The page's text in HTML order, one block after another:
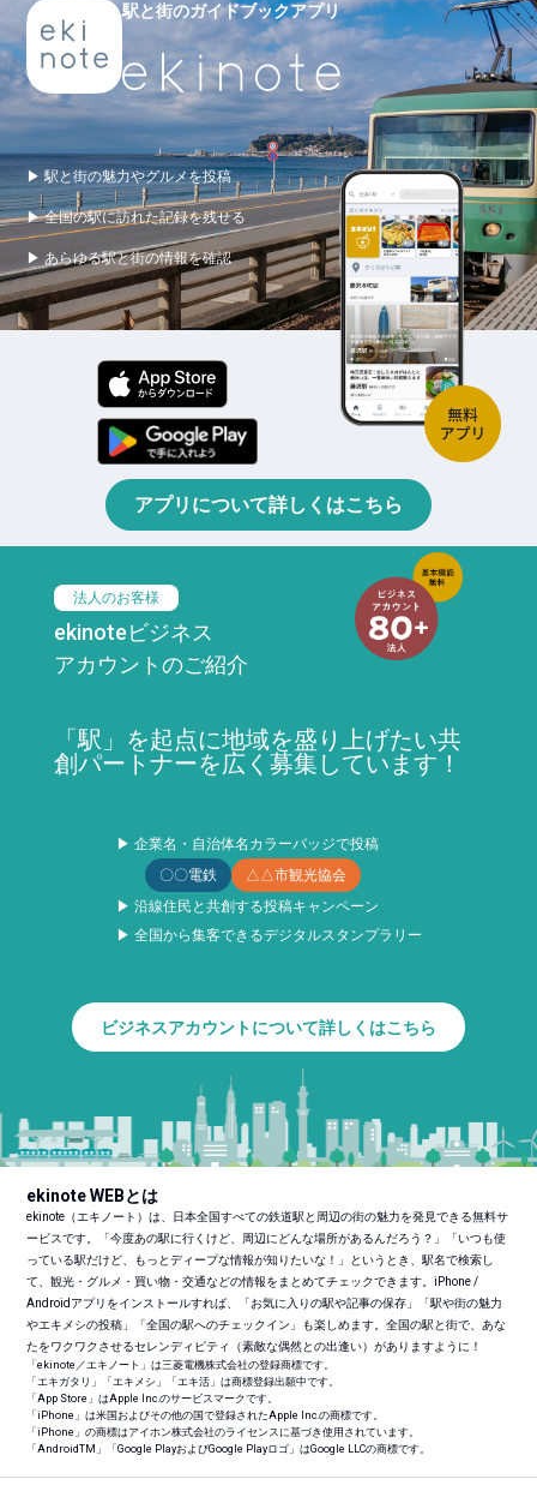
駅と街のガイドブックアプリ
▶ 駅と街の魅力やグルメを投稿
▶ 全国の駅に訪れた記録を残せる
▶ あらゆる駅と街の情報を確認
アプリについて詳しくはこちら
法人のお客様
ekinoteビジネス
アカウントのご紹介
「駅」を起点に地域を盛り上げたい共
創パートナーを広く募集しています！
▶ 企業名・自治体名カラーバッジで投稿
〇〇電鉄
△△市観光協会
▶ 沿線住民と共創する投稿キャンペーン
▶ 全国から集客できるデジタルスタンプラリー
ビジネスアカウントについて詳しくはこちら
ekinote WEBとは
ekinote（エキノート）は、日本全国すべての鉄道駅と周辺の街の魅力を発見できる無料サ
ービスです。「今度あの駅に行くけど、周辺にどんな場所があるんだろう？」「いつも使
っている駅だけど、もっとディープな情報が知りたいな！」というとき、駅名で検索し
て、観光・グルメ・買い物・交通などの情報をまとめてチェックできます。iPhone /
Androidアプリをインストールすれば、「お気に入りの駅や記事の保存」「駅や街の魅力
やエキメシの投稿」「全国の駅へのチェックイン」も楽しめます。全国の駅と街で、あな
たをワクワクさせるセレンディピティ（素敵な偶然との出逢い）がありますように！
「ekinote／エキノート」は三菱電機株式会社の登録商標です。
「エキガタリ」「エキメシ」「エキ活」は商標登録出願中です。
「App Store」はApple Inc.のサービスマークです。
「iPhone」は米国およびその他の国で登録されたApple Inc.の商標です。
「iPhone」の商標はアイホン株式会社のライセンスに基づき使用されています。
「AndroidTM 」「Google PlayおよびGoogle Playロゴ」はGoogle LLCの商標です。